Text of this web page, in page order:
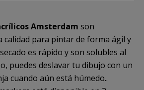
Amsterdam son
calidad para pintar de forma ágil y
es rápido y son solubles al
puedes deslavar tu dibujo con un
cuando aún está húmedo..